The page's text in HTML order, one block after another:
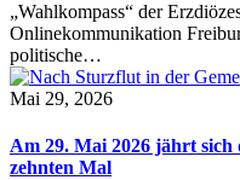
„Wahlkompass“ der
Onlinekommunikation
politische…
Mai 29, 2026
Am 29. Mai 2026 jährt
zehnten Mal